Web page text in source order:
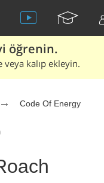
öğrenin.
kalıp ekleyin.
Code Of Energy